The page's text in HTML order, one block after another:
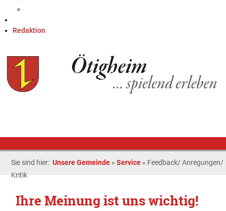
Redaktion
Sie sind hier:Unsere Gemeinde »Service » Feedback/ Anregungen/
Kritik
Ihre Meinung ist uns wichtig!